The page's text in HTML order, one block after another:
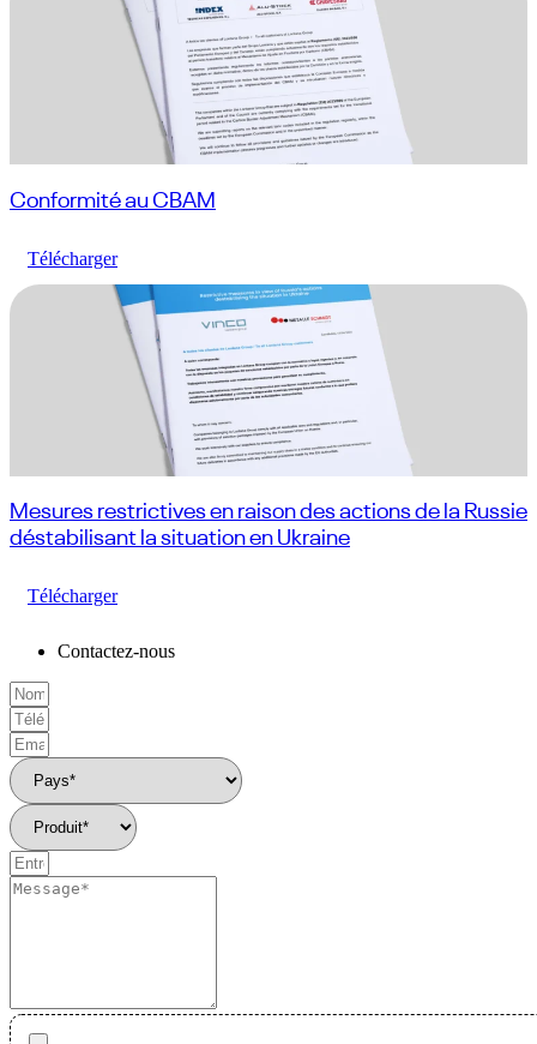
Conformité au CBAM
Télécharger
Mesures restrictives en raison des actions de la Russie
déstabilisant la situation en Ukraine
Télécharger
Contactez-nous